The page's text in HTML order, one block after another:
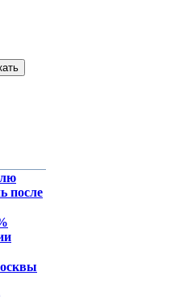
после